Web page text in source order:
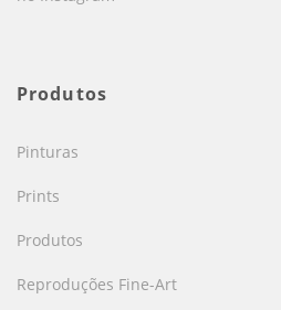
Produtos
Pinturas
Prints
Produtos
Reproduções Fine-Art